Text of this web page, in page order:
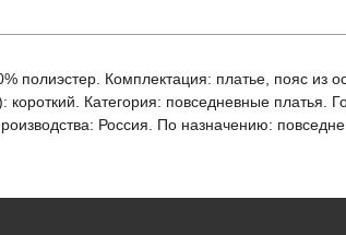
полиэстер. Комплектация: платье, пояс из
Категория: повседневные платья.
Россия. По назначению: